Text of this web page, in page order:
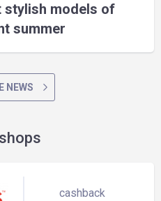
stylish models of
summer
NEWS
cashback